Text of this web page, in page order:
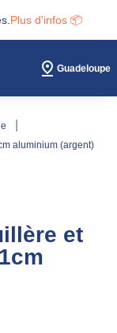
Plus d'infos 📦
Guadeloupe
aluminium (argent)
et